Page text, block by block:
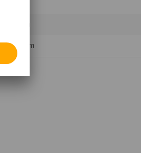
50 mm
210 mm